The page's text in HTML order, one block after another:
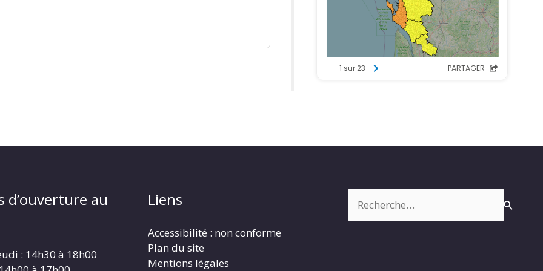
d’ouverture au
: 14h30 à 18h00
Liens
Accessibilité : non conforme
Plan du site
Mentions légales